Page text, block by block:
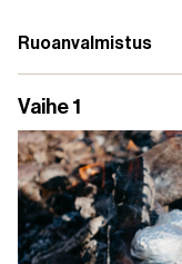
Ruoanvalmistus
Vaihe 1